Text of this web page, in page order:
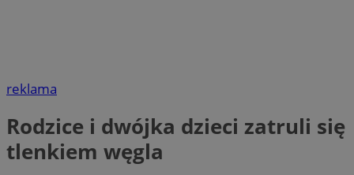
reklama
Rodzice i dwójka dzieci zatruli się
tlenkiem węgla